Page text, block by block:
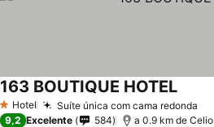
1 Estrelas
Hotel Suíte única com cama redonda
163 BOUTIQUE HOTEL
9,2 Excelente 584 a 0.9 km de Celio